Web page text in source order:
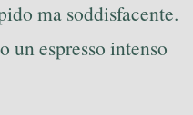
ma soddisfacente.
un espresso intenso